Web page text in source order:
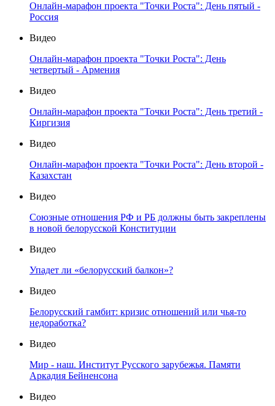
Онлайн-марафон проекта "Точки Роста": День пятый -
Россия
Видео
Онлайн-марафон проекта "Точки Роста": День
четвертый - Армения
Видео
Онлайн-марафон проекта "Точки Роста": День третий -
Киргизия
Видео
Онлайн-марафон проекта "Точки Роста": День второй -
Казахстан
Видео
Союзные отношения РФ и РБ должны быть закреплены
в новой белорусской Конституции
Видео
Упадет ли «белорусский балкон»?
Видео
Белорусский гамбит: кризис отношений или чья-то
недоработка?
Видео
Мир - наш. Институт Русского зарубежья. Памяти
Аркадия Бейненсона
Видео